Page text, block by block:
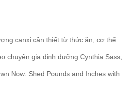
canxi cần thiết từ thức ăn, cơ thể
chuyên gia dinh dưỡng Cynthia Sass,
Now: Shed Pounds and Inches with